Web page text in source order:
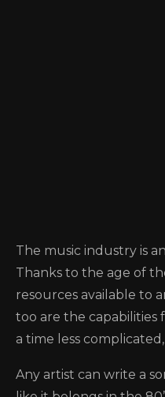
The music industry is
Thanks to the age of
resources available to
too are the capabilities
a time less
Any artist can write a